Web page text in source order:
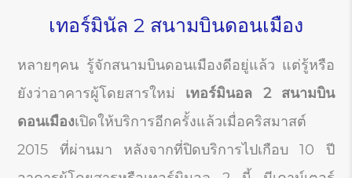
เทอร์มินัล 2 สนามบินดอนเมือง
หลายๆคน รู้จักสนามบินดอนเมืองดีอยู่แล้ว แต่รู้หรือ
ยังว่าอาคารผู้โดยสารใหม่
เทอร์มินอล 2 สนามบิน
ดอนเมืองเปิดให้บริการอีกครั้งแล้วเมื่อคริสมาสต์
2015 ที่ผ่านมา หลังจากที่ปิดบริการไปเกือบ 10 ปี